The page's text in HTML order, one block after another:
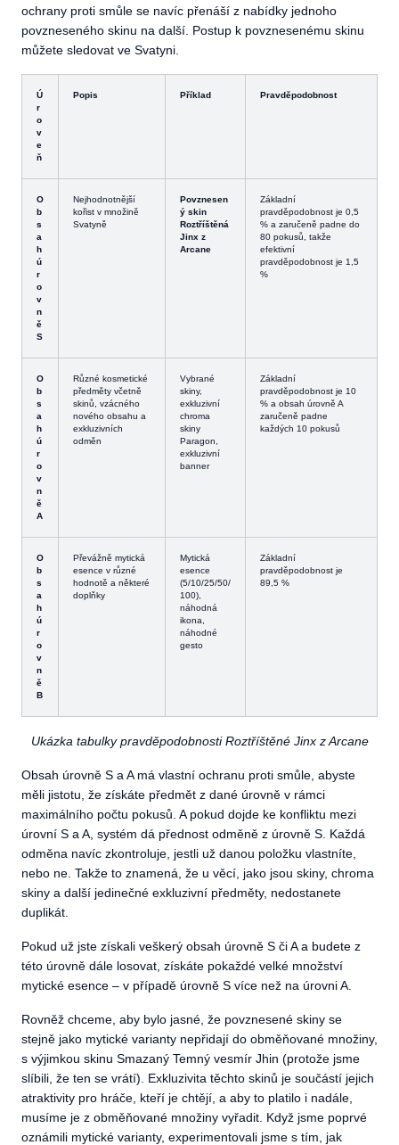
ochrany proti smůle se navíc přenáší z nabídky jednoho
povzneseného skinu na další. Postup k povznesenému skinu
můžete sledovat ve Svatyni.
Ú
r
o
v
e
ň
Popis Příklad Pravděpodobnost
O
b
s
a
h
ú
r
o
v
n
ě
S
Nejhodnotnější
kořist v množině
Svatyně
Povznesen
ý skin
Roztříštěná
Jinx z
Arcane
Základní
pravděpodobnost je 0,5
% a zaručeně padne do
80 pokusů, takže
efektivní
pravděpodobnost je 1,5
%
O
b
s
a
h
ú
r
o
v
n
ě
A
Různé kosmetické
předměty včetně
skinů, vzácného
nového obsahu a
exkluzivních
odměn
Vybrané
skiny,
exkluzivní
chroma
skiny
Paragon,
exkluzivní
banner
Základní
pravděpodobnost je 10
% a obsah úrovně A
zaručeně padne
každých 10 pokusů
O
b
s
a
h
ú
r
o
v
n
ě
B
Převážně mytická
esence v různé
hodnotě a některé
doplňky
Mytická
esence
(5/10/25/50/
100),
náhodná
ikona,
náhodné
gesto
Základní
pravděpodobnost je
89,5 %
Ukázka tabulky pravděpodobnosti Roztříštěné Jinx z Arcane
Obsah úrovně S a A má vlastní ochranu proti smůle, abyste
měli jistotu, že získáte předmět z dané úrovně v rámci
maximálního počtu pokusů. A pokud dojde ke konfliktu mezi
úrovní S a A, systém dá přednost odměně z úrovně S. Každá
odměna navíc zkontroluje, jestli už danou položku vlastníte,
nebo ne. Takže to znamená, že u věcí, jako jsou skiny, chroma
skiny a další jedinečné exkluzivní předměty, nedostanete
duplikát.
Pokud už jste získali veškerý obsah úrovně S či A a budete z
této úrovně dále losovat, získáte pokaždé velké množství
mytické esence – v případě úrovně S více než na úrovni A.
Rovněž chceme, aby bylo jasné, že povznesené skiny se
stejně jako mytické varianty nepřidají do obměňované množiny,
s výjimkou skinu Smazaný Temný vesmír Jhin (protože jsme
slíbili, že ten se vrátí). Exkluzivita těchto skinů je součástí jejich
atraktivity pro hráče, kteří je chtějí, a aby to platilo i nadále,
musíme je z obměňované množiny vyřadit. Když jsme poprvé
oznámili mytické varianty, experimentovali jsme s tím, jak